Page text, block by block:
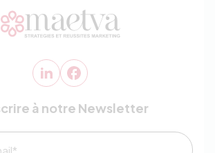
à notre Newsletter